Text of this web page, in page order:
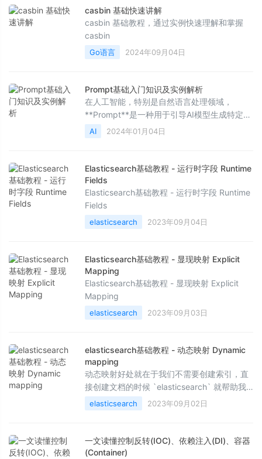
casbin 基础快速讲解
casbin 基础教程，通过实例快速理解和掌握
casbin
Go语言 2024年09月04日
Prompt基础入门知识及实例解析
在人工智能，特别是自然语言处理领域，
**Prompt**是一种用于引导AI模型生成特定输
出的输入文本。它既可以是一句问题、一段描
述，也可以是一个指令，通过提供明确且具有
和上下文理解来生成符合预期的回答或内容。
例如：- Prompt: "写一篇关于环保的文章开头
段落。"- AI模型可能的响应: "环境保护是当今
全
AI 2024年01月04日
Elasticsearch基础教程 - 运行时字段 Runtime
Fields
Elasticsearch基础教程 - 运行时字段 Runtime
Fields
elasticsearch 2023年09月04日
Elasticsearch基础教程 - 显现映射 Explicit
Mapping
Elasticsearch基础教程 - 显现映射 Explicit
Mapping
elasticsearch 2023年09月03日
elasticsearch基础教程 - 动态映射 Dynamic
mapping
动态映射好处就在于我们不需要创建索引，直
接创建文档的时候 `elasticsearch` 就帮助我
们创建了索引。
elasticsearch 2023年09月02日
一文读懂控制反转(IOC)、依赖注入(DI)、容器
(Container)